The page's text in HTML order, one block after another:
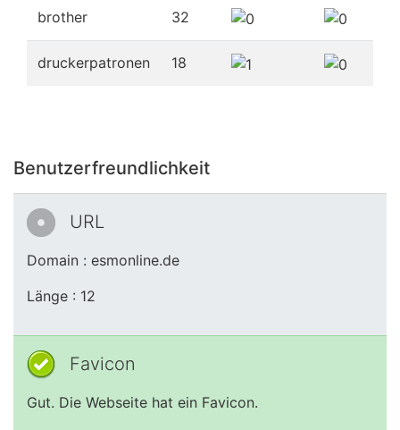
brother 32
druckerpatronen 18
Benutzerfreundlichkeit
URL
Domain : esmonline.de
Länge : 12
Favicon
Gut. Die Webseite hat ein Favicon.